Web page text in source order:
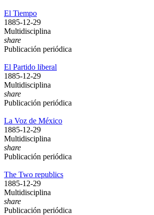
El Tiempo
1885-12-29
Multidisciplina
share
Publicación periódica
El Partido liberal
1885-12-29
Multidisciplina
share
Publicación periódica
La Voz de México
1885-12-29
Multidisciplina
share
Publicación periódica
The Two republics
1885-12-29
Multidisciplina
share
Publicación periódica